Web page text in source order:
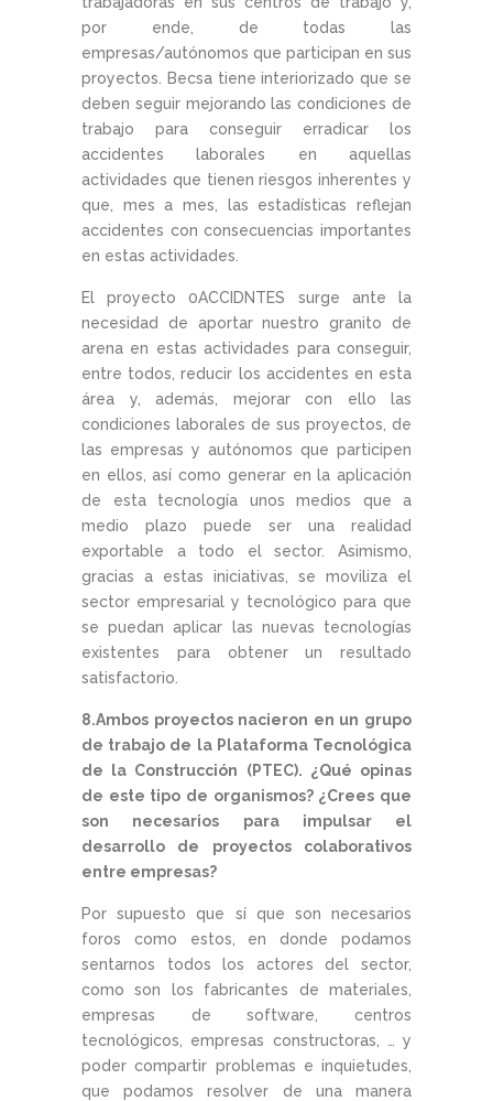
por ende, de todas las
empresas/autónomos que participan en sus
proyectos. Becsa tiene interiorizado que se
deben seguir mejorando las condiciones de
trabajo para conseguir erradicar los
accidentes laborales en aquellas
actividades que tienen riesgos inherentes y
que, mes a mes, las estadísticas reflejan
accidentes con consecuencias importantes
en estas actividades.
El proyecto 0ACCIDNTES surge ante la
necesidad de aportar nuestro granito de
arena en estas actividades para conseguir,
entre todos, reducir los accidentes en esta
área y, además, mejorar con ello las
condiciones laborales de sus proyectos, de
las empresas y autónomos que participen
en ellos, así como generar en la aplicación
de esta tecnología unos medios que a
medio plazo puede ser una realidad
exportable a todo el sector. Asimismo,
gracias a estas iniciativas, se moviliza el
sector empresarial y tecnológico para que
se puedan aplicar las nuevas tecnologías
existentes para obtener un resultado
satisfactorio.
8.Ambos proyectos nacieron en un grupo
de trabajo de la Plataforma Tecnológica
de la Construcción (PTEC). ¿Qué opinas
de este tipo de organismos? ¿Crees que
son necesarios para impulsar el
desarrollo de proyectos colaborativos
entre empresas?
Por supuesto que sí que son necesarios
foros como estos, en donde podamos
sentarnos todos los actores del sector,
como son los fabricantes de materiales,
empresas de software, centros
tecnológicos, empresas constructoras, … y
poder compartir problemas e inquietudes,
que podamos resolver de una manera